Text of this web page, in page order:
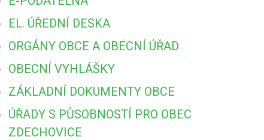
EL. ÚŘEDNÍ DESKA
ORGÁNY OBCE A OBECNÍ ÚŘAD
OBECNÍ VYHLÁŠKY
ZÁKLADNÍ DOKUMENTY OBCE
ÚŘADY S PŮSOBNOSTÍ PRO OBEC
ZDECHOVICE